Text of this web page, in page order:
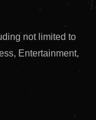
not limited to
Entertainment,